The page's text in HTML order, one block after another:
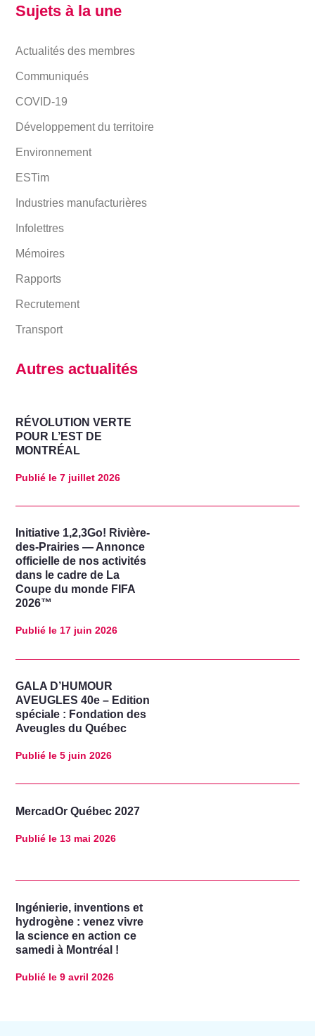
Sujets à la une
Actualités des membres
Communiqués
COVID-19
Développement du territoire
Environnement
ESTim
Industries manufacturières
Infolettres
Mémoires
Rapports
Recrutement
Transport
Autres actualités
RÉVOLUTION VERTE
POUR L’EST DE
MONTRÉAL
Publié le 7 juillet 2026
Initiative 1,2,3Go! Rivière-
des-Prairies — Annonce
officielle de nos activités
dans le cadre de La
Coupe du monde FIFA
2026™
Publié le 17 juin 2026
GALA D’HUMOUR
AVEUGLES 40e – Edition
spéciale : Fondation des
Aveugles du Québec
Publié le 5 juin 2026
MercadOr Québec 2027
Publié le 13 mai 2026
Ingénierie, inventions et
hydrogène : venez vivre
la science en action ce
samedi à Montréal !
Publié le 9 avril 2026